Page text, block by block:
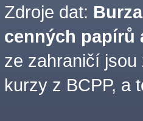
Zdroje dat:
cenných papírů
ze zahraničí jsou
kurzy z BCPP, a